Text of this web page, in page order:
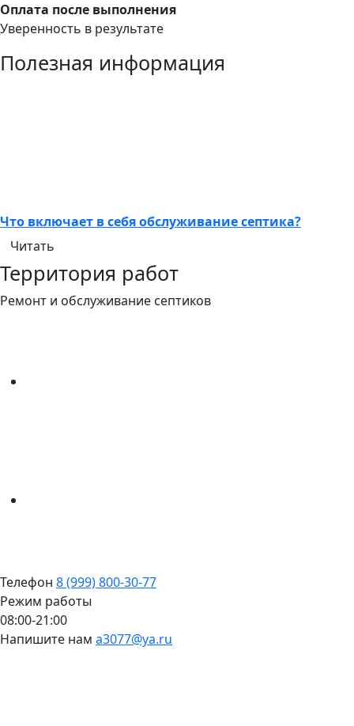
Оплата после выполнения
Уверенность в результате
Полезная информация
Что включает в себя обслуживание септика?
Читать
Территория работ
Ремонт и обслуживание септиков
Телефон 8 (999) 800-30-77
Режим работы
08:00-21:00
Напишите нам a3077@ya.ru